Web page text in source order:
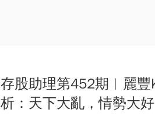
存股助理第452期︱麗豐
析：天下大亂，情勢大好